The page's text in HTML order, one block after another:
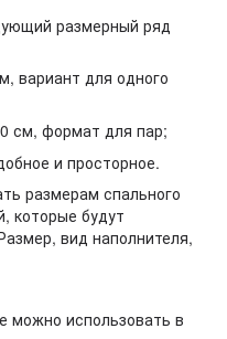
размерный ряд
вариант для одного
см, формат для пар;
и просторное.
размерам спального
которые будут
вид наполнителя,
можно использовать в